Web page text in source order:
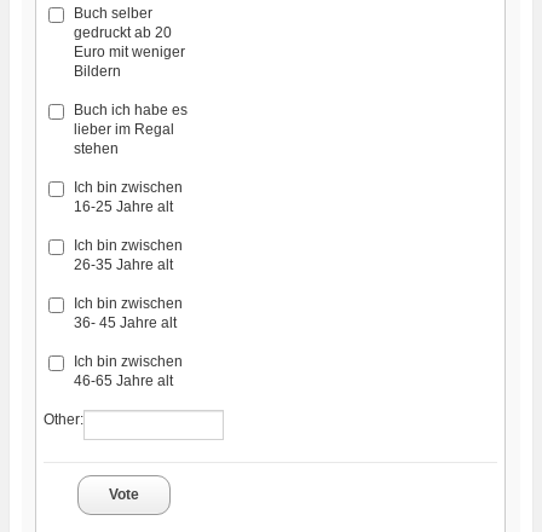
Buch selber
gedruckt ab 20
Euro mit weniger
Bildern
Buch ich habe es
lieber im Regal
stehen
Ich bin zwischen
16-25 Jahre alt
Ich bin zwischen
26-35 Jahre alt
Ich bin zwischen
36- 45 Jahre alt
Ich bin zwischen
46-65 Jahre alt
Other:
Vote